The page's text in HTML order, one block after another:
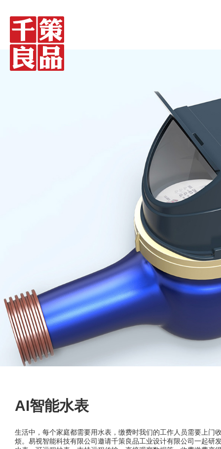
AI智能水表
生活中，每个家庭都需要用水表，缴费时我们的工作人员需要上门
烦。易视智能科技有限公司邀请千策良品工业设计有限公司一起研